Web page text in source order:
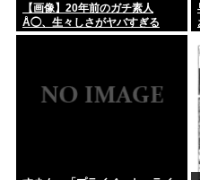
【画像】20年前のガチ素人
Å◯、生々しさがヤバすぎる